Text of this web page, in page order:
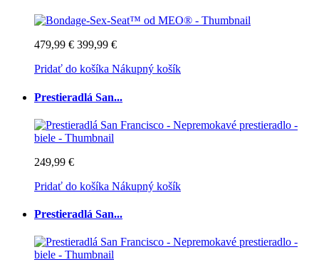
479,99 € 399,99 €
Pridať do košíka Nákupný košík
Prestieradlá San...
249,99 €
Pridať do košíka Nákupný košík
Prestieradlá San...